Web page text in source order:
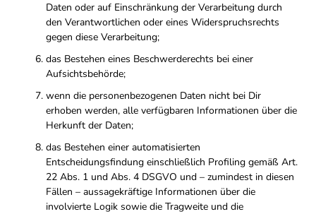
Daten oder auf Einschränkung der Verarbeitung durch
den Verantwortlichen oder eines Widerspruchsrechts
gegen diese Verarbeitung;
das Bestehen eines Beschwerderechts bei einer
Aufsichtsbehörde;
wenn die personenbezogenen Daten nicht bei Dir
erhoben werden, alle verfügbaren Informationen über die
Herkunft der Daten;
das Bestehen einer automatisierten
Entscheidungsfindung einschließlich Profiling gemäß Art.
22 Abs. 1 und Abs. 4 DSGVO und – zumindest in diesen
Fällen – aussagekräftige Informationen über die
involvierte Logik sowie die Tragweite und die